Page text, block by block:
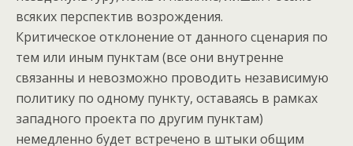
всяких перспектив возрождения.
Критическое отклонение от данного сценария по
тем или иным пунктам (все они внутренне
связанны и невозможно проводить независимую
политику по одному пункту, оставаясь в рамках
западного проекта по другим пунктам)
немедленно будет встречено в штыки общим